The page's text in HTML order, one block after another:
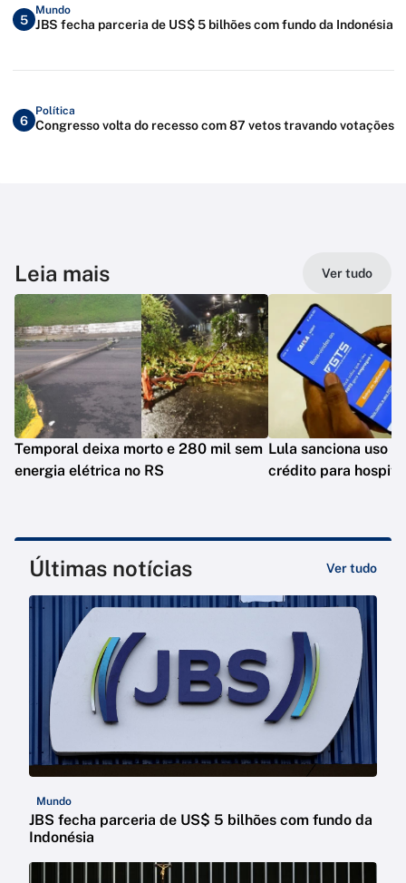
5
Mundo
JBS fecha parceria de US$ 5 bilhões com fundo da Indonésia
6
Política
Congresso volta do recesso com 87 vetos travando votações
Leia mais Ver tudo
Temporal deixa morto e 280 mil sem
energia elétrica no RS
Lula sanciona uso
crédito para
Últimas notícias Ver tudo
Mundo
JBS fecha parceria de US$ 5 bilhões com fundo da
Indonésia